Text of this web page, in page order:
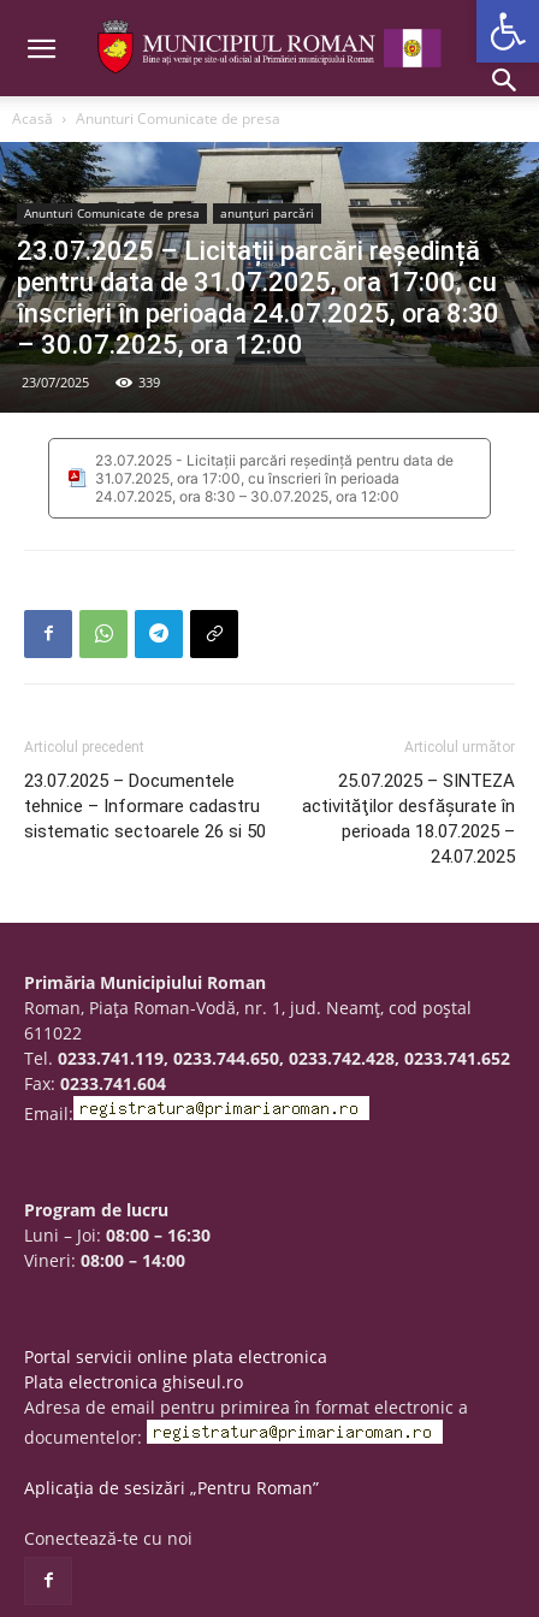
Acasă Anunturi Comunicate de presa
Anunturi Comunicate de presa anunțuri parcări
23.07.2025 – Licitații parcări reședință
pentru data de 31.07.2025, ora 17:00, cu
înscrieri în perioada 24.07.2025, ora 8:30
– 30.07.2025, ora 12:00
23/07/2025 339
23.07.2025 - Licitații parcări reședință pentru data de
31.07.2025, ora 17:00, cu înscrieri în perioada
24.07.2025, ora 8:30 – 30.07.2025, ora 12:00
Articolul precedent
23.07.2025 – Documentele
tehnice – Informare cadastru
sistematic sectoarele 26 si 50
Articolul următor
25.07.2025 – SINTEZA
activităţilor desfăşurate în
perioada 18.07.2025 –
24.07.2025
Primăria Municipiului Roman
Roman, Piaţa Roman-Vodă, nr. 1, jud. Neamţ, cod poştal
611022
Tel. 0233.741.119, 0233.744.650, 0233.742.428, 0233.741.652
Fax: 0233.741.604
Email:
Program de lucru
Luni – Joi: 08:00 – 16:30
Vineri: 08:00 – 14:00
Portal servicii online plata electronica
Plata electronica ghiseul.ro
Adresa de email pentru primirea în format electronic a
documentelor:
Aplicația de sesizări „Pentru Roman”
Conectează-te cu noi